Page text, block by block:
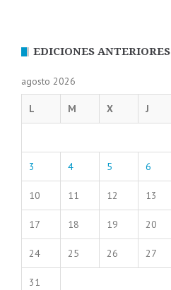
EDICIONES ANTERIORES
agosto 2026
L M X J
3 4 5 6
10 11 12 13
17 18 19 20
24 25 26 27
31